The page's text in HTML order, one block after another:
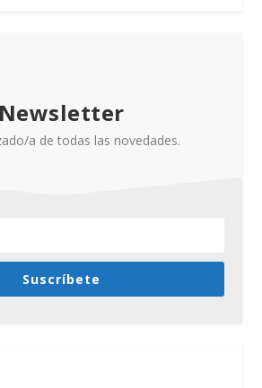
Newsletter
a de todas las novedades.
Suscríbete